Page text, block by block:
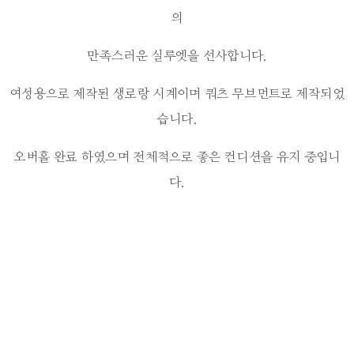
의
만족스러운 실루엣을 선사합니다.
여성용으로 제작된 생로랑 시계이며 쿼츠 무브먼트로 제작되었
습니다.
오버홀 완료 하였으며 전체적으로 좋은 컨디션을 유지 중입니
다.